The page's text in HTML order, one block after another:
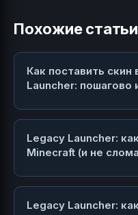
Похожие статьи
Как поставить
Launcher: пошагово
Legacy Launcher:
Minecraft (и не
Legacy Launcher: